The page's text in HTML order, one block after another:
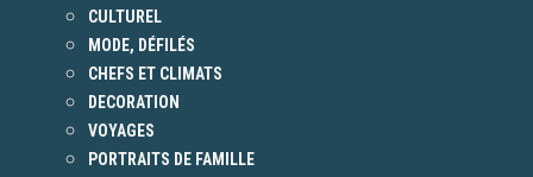
CULTUREL
MODE, DÉFILÉS
CHEFS ET CLIMATS
DECORATION
VOYAGES
PORTRAITS DE FAMILLE